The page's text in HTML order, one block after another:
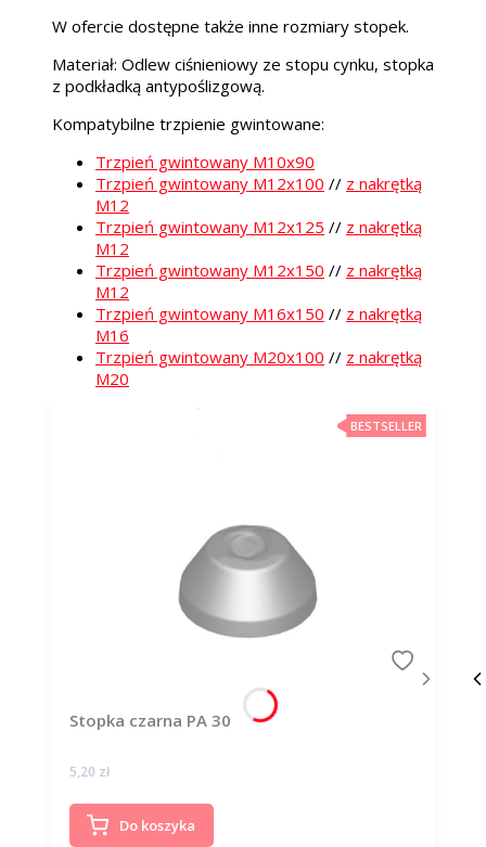
W ofercie dostępne także inne rozmiary stopek.
Materiał: Odlew ciśnieniowy ze stopu cynku, stopka
z podkładką antypoślizgową.
Kompatybilne trzpienie gwintowane:
Trzpień gwintowany M10x90
Trzpień gwintowany M12x100 // z nakrętką
M12
Trzpień gwintowany M12x125 // z nakrętką
M12
Trzpień gwintowany M12x150 // z nakrętką
M12
Trzpień gwintowany M16x150 // z nakrętką
M16
Trzpień gwintowany M20x100 // z nakrętką
M20
BESTSELLER
Stopka czarna PA 30
Cena
5,20 zł
Do koszyka